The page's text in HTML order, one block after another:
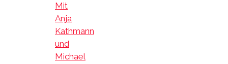
Mit
Anja
Kathmann
und
Michael